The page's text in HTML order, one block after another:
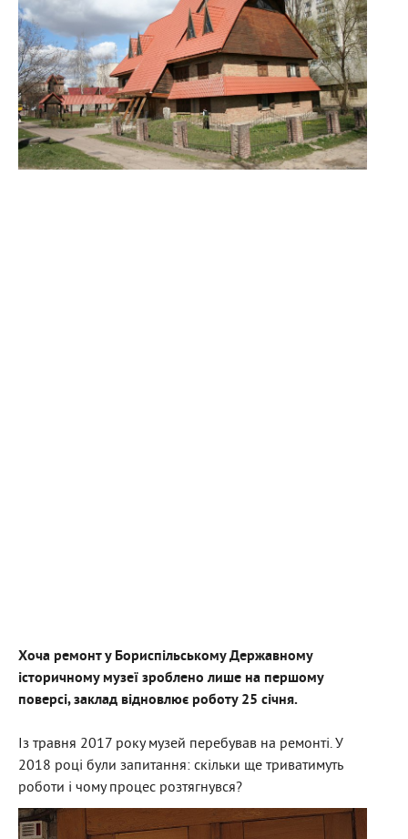
Хоча ремонт у Бориспільському Державному
історичному музеї зроблено лише на першому
поверсі, заклад відновлює роботу 25 січня.
Із травня 2017 року музей перебував на ремонті. У
2018 році були запитання: скільки ще триватимуть
роботи і чому процес розтягнувся?